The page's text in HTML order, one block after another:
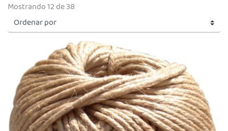
Mostrando 12 de 38